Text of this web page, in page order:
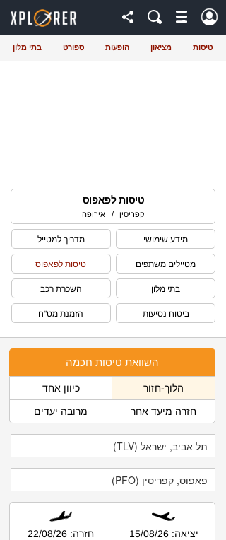
טיסות מציאון הופעות ספורט בתי מלון
טיסות לפאפוס
קפריסין / אירופה
מידע שימושי מדריך למטייל
מטיילים משתפים טיסות לפאפוס
בתי מלון השכרת רכב
ביטוח נסיעות הזמנת מט"ח
השוואת טיסות חכמה
הלוך-חזור כיוון אחד
חזרה מיעד אחר מרובה יעדים
יציאה: 15/08/26 חזרה: 22/08/26